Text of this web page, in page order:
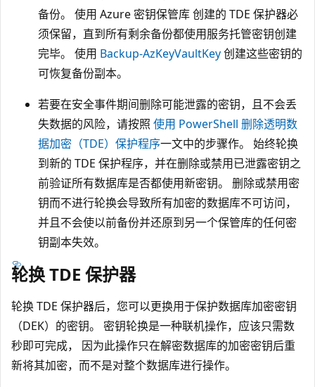
备份。 使用 Azure 密钥保管库 创建的 TDE 保护器必
须保留，直到所有剩余备份都使用服务托管密钥创建
完毕。 使用 Backup-AzKeyVaultKey创建这些密钥的
可恢复备份副本。
若要在安全事件期间删除可能泄露的密钥，且不会丢
失数据的风险，请按照 使用 PowerShell 删除透明数
据加密（TDE）保护程序一文中的步骤作。 始终轮换
到新的 TDE 保护程序，并在删除或禁用已泄露密钥之
前验证所有数据库是否都使用新密钥。 删除或禁用密
钥而不进行轮换会导致所有加密的数据库不可访问，
并且不会使以前备份并还原到另一个保管库的任何密
钥副本失效。
轮换 TDE 保护器
轮换 TDE 保护器后，您可以更换用于保护数据库加密密钥
（DEK）的密钥。 密钥轮换是一种联机操作，应该只需数
秒即可完成， 因为此操作只在解密数据库的加密密钥后重
新将其加密，而不是对整个数据库进行操作。